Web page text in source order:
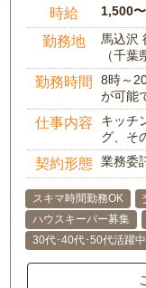
時給 1,500
勤務地
馬込沢
（千葉
勤務時間
8時～
が可能
仕事内容
キッチ
グ、そ
契約形態 業務委
スキマ時間勤務OK
ハウスキーパー募集
30代･40代･50代活躍中